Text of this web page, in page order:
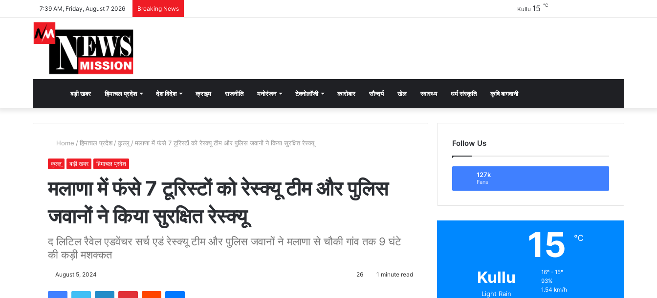
7:39 AM, Friday, August 7 2026 Breaking News Kullu 15 ℃
भक्ति
भावना
जगाने
को
बड़ी खबर हिमाचल प्रदेश देश विदेश क्राइम राजनीति मनोरंजन टेक्नोलॉजी कारोबार सौन्दर्य खेल स्वास्थ्य धर्म संस्कृति कृषि बागवानी
Home / हिमाचल प्रदेश / कुल्लू / मलाणा में फंसे 7 टूरिस्टों को रेस्क्यू टीम और पुलिस जवानों ने किया सुरक्षित रेस्क्यू
कुल्लू बड़ी खबर हिमाचल प्रदेश
मलाणा में फंसे 7 टूरिस्टों को रेस्क्यू टीम और पुलिस
जवानों ने किया सुरक्षित रेस्क्यू
द लिटिल रैवेल एडवेंचर सर्च एडं रेस्क्यू टीम और पुलिस जवानों ने मलाणा से चौकी गांव तक 9 घंटे
की कड़ी मशक्कत
August 5, 2024 26 1 minute read
Follow Us
127k
Fans
Kullu
Light Rain
15 ℃
16º - 15º
93%
1.54 km/h